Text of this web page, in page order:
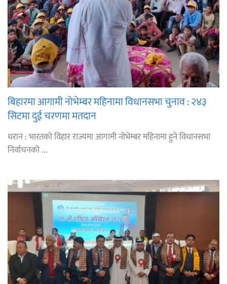
बिहारमा आगामी नोभेम्बर महिनामा विधानसभा चुनाव : २४३
सिटमा दुई चरणमा मतदान
धरान : भारतको विहार राज्यमा आगामी नोभेम्बर महिनामा हुने विधानसभा
निर्वाचनको ...